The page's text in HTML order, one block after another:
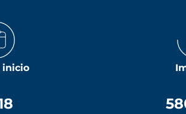
inicio